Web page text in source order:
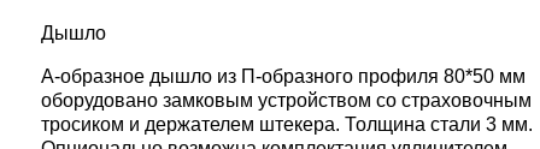
Дышло
А-образное дышло из П-образного профиля 80*50 мм
оборудовано замковым устройством со страховочным
тросиком и держателем штекера. Толщина стали 3 мм.